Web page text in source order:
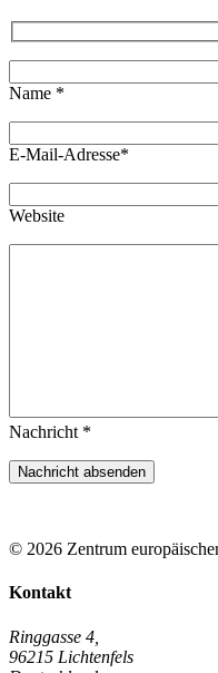
Name *
E-Mail-Adresse*
Website
Nachricht *
© 2026 Zentrum
Kontakt
Ringgasse 4,
96215 Lichtenfels